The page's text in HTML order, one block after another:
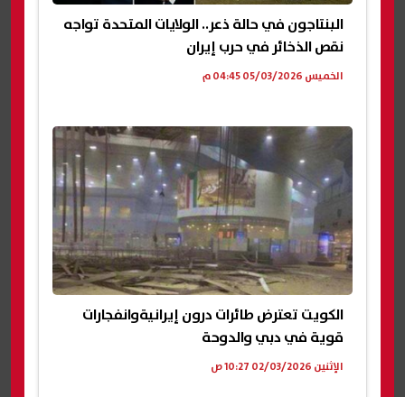
البنتاجون في حالة ذعر.. الولايات المتحدة تواجه
نقص الذخائر في حرب إيران
الخميس 05/03/2026 04:45 م
الكويت تعترض طائرات درون إيرانيةوانفجارات
قوية في دبي والدوحة
الإثنين 02/03/2026 10:27 ص